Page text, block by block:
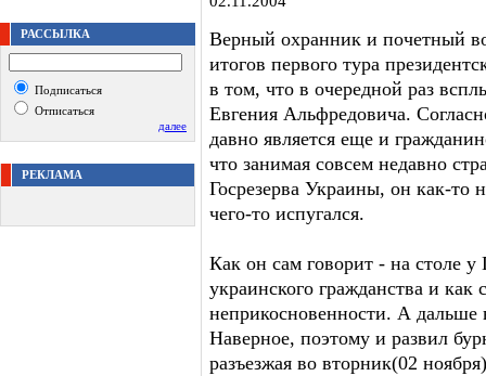
РАССЫЛКА
Подписаться
Отписаться
далее
РЕКЛАМА
Верный охранник и почетный
итогов первого тура
в том, что в очередной раз
Евгения Альфредовича.
давно является еще и
что занимая совсем недавно
Госрезерва Украины, он как-то
чего-то испугался.
Как он сам говорит - на столе
украинского гражданства и как
неприкосновенности. А дальше
Наверное, поэтому и развил
разъезжая во вторник(02